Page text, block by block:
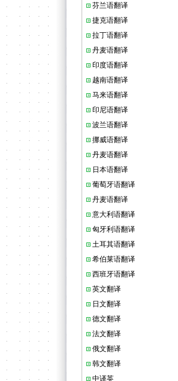
芬兰语翻译
捷克语翻译
拉丁语翻译
丹麦语翻译
印度语翻译
越南语翻译
马来语翻译
印尼语翻译
波兰语翻译
挪威语翻译
丹麦语翻译
日本语翻译
葡萄牙语翻译
丹麦语翻译
意大利语翻译
匈牙利语翻译
土耳其语翻译
希伯莱语翻译
西班牙语翻译
英文翻译
日文翻译
德文翻译
法文翻译
俄文翻译
韩文翻译
中译英